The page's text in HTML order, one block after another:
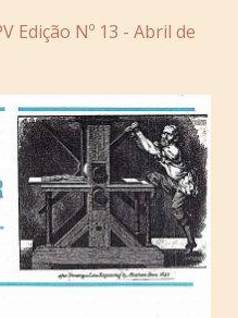
Edição Nº 13 - Abril de